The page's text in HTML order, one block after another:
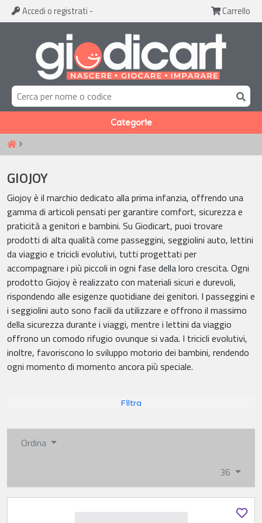
Accedi o registrati - Carrello
Categorie
GIOJOY
Giojoy è il marchio dedicato alla prima infanzia, offrendo una
gamma di articoli pensati per garantire comfort, sicurezza e
praticità a genitori e bambini. Su Giodicart, puoi trovare
prodotti di alta qualità come passeggini, seggiolini auto, lettini
da viaggio e tricicli evolutivi, tutti progettati per
accompagnare i più piccoli in ogni fase della loro crescita. Ogni
prodotto Giojoy è realizzato con materiali sicuri e durevoli,
rispondendo alle esigenze quotidiane dei genitori. I passeggini e
i seggiolini auto sono facili da utilizzare e offrono il massimo
della sicurezza durante i viaggi, mentre i lettini da viaggio
offrono un comodo rifugio ovunque si vada. I tricicli evolutivi,
inoltre, favoriscono lo sviluppo motorio dei bambini, rendendo
ogni momento di momento ancora più speciale.
Filtra
Ordina
36